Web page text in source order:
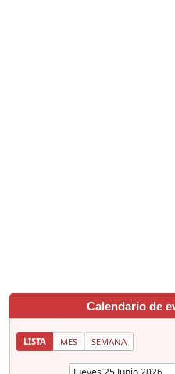
Calendario de
LISTA MES SEMANA